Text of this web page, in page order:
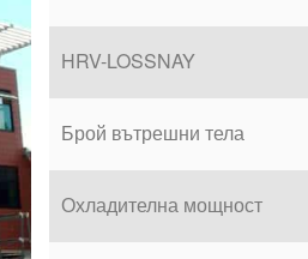
HRV-LOSSNAY
Брой вътрешни тела
Охладителна мощност